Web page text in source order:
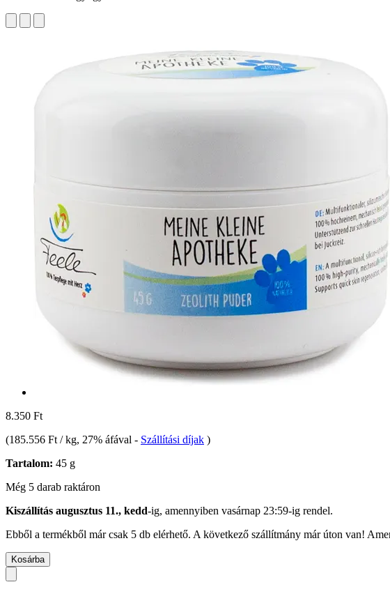
8.350 Ft
(185.556 Ft / kg, 27% áfával - Szállítási díjak )
Tartalom: 45 g
Még 5 darab raktáron
Kiszállítás augusztus 11., kedd-ig, amennyiben vasárnap 23:59-ig rendel.
Ebből a termékből már csak 5 db elérhető. A következő szállítmány már úton van!
Kosárba